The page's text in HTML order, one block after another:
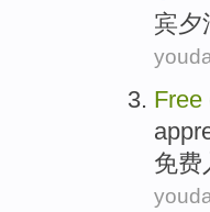
宾夕
Free
免费